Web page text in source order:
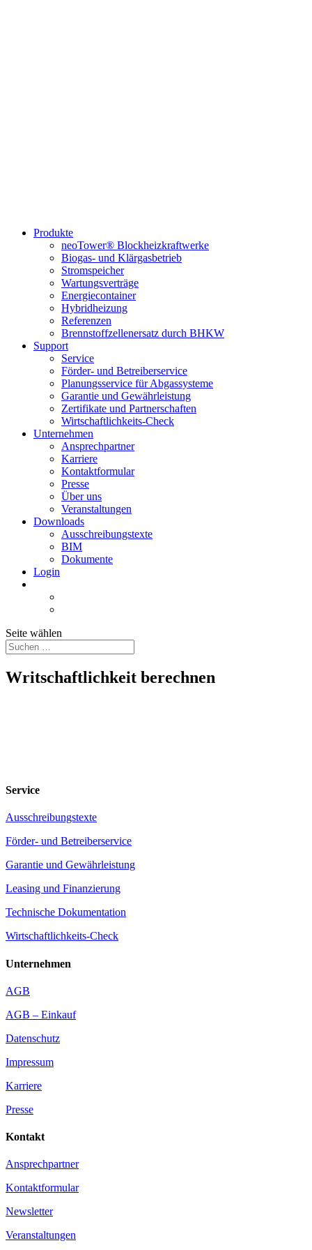
Produkte
neoTower® Blockheizkraftwerke
Biogas- und Klärgasbetrieb
Stromspeicher
Wartungsverträge
Energiecontainer
Hybridheizung
Referenzen
Brennstoffzellenersatz durch BHKW
Support
Service
Förder- und Betreiberservice
Planungsservice für Abgassysteme
Garantie und Gewährleistung
Zertifikate und Partnerschaften
Wirtschaftlichkeits-Check
Unternehmen
Ansprechpartner
Karriere
Kontaktformular
Presse
Über uns
Veranstaltungen
Downloads
Ausschreibungstexte
BIM
Dokumente
Login
Seite wählen
Writschaftlichkeit berechnen
Service
Ausschreibungstexte
Förder- und Betreiberservice
Garantie und Gewährleistung
Leasing und Finanzierung
Technische Dokumentation
Wirtschaftlichkeits-Check
Unternehmen
AGB
AGB – Einkauf
Datenschutz
Impressum
Karriere
Presse
Kontakt
Ansprechpartner
Kontaktformular
Newsletter
Veranstaltungen